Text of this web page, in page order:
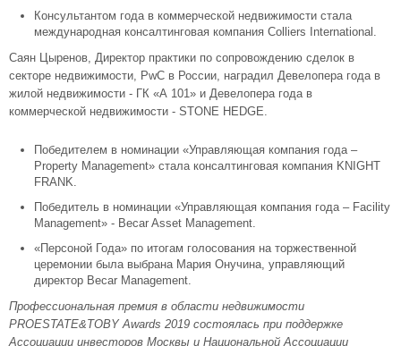
Консультантом года в коммерческой недвижимости стала
международная консалтинговая компания Colliers International.
Саян Цыренов, Директор практики по сопровождению сделок в
секторе недвижимости, PwC в России, наградил Девелопера года в
жилой недвижимости - ГК «А 101» и Девелопера года в
коммерческой недвижимости - STONE HEDGE.
Победителем в номинации «Управляющая компания года –
Property Management» стала консалтинговая компания KNIGHT
FRANK.
Победитель в номинации «Управляющая компания года – Facility
Management» - Becar Asset Management.
«Персоной Года» по итогам голосования на торжественной
церемонии была выбрана Мария Онучина, управляющий
директор Becar Management.
Профессиональная премия в области недвижимости
PROESTATE&TOBY Awards 2019 состоялась при поддержке
Ассоциации инвесторов Москвы и Национальной Ассоциации